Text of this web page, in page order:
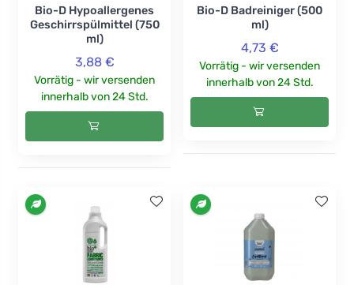
Bio-D Hypoallergenes
Geschirrspülmittel (750
ml)
3,88 €
Vorrätig - wir versenden
innerhalb von 24 Std.
Bio-D Badreiniger (500
ml)
4,73 €
Vorrätig - wir versenden
innerhalb von 24 Std.